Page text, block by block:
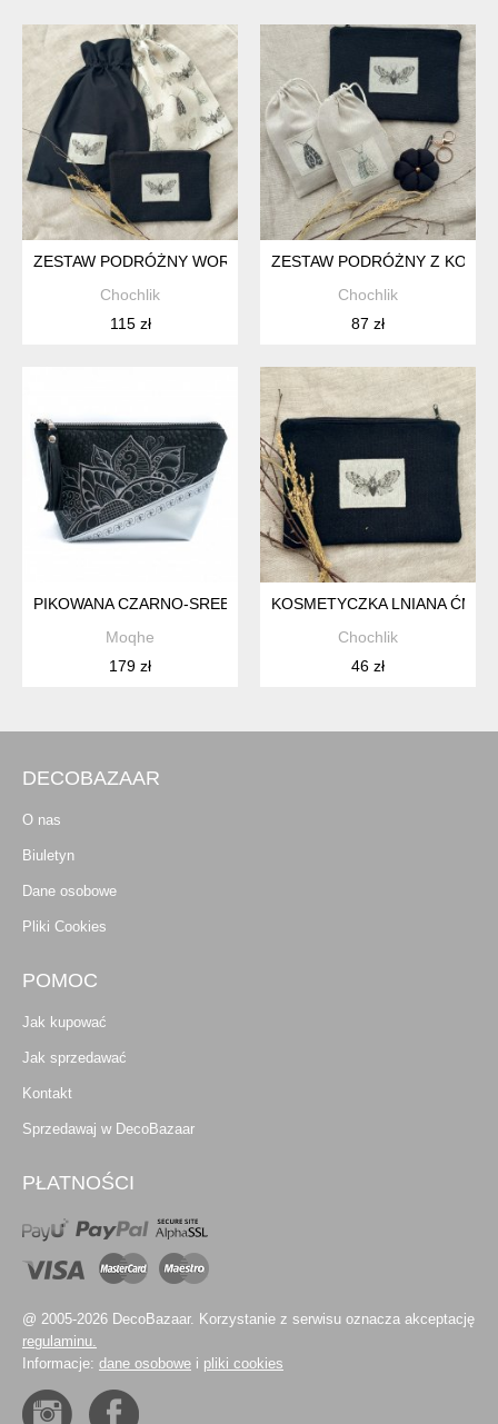
ZESTAW PODRÓŻNY WORECZKI I KOSMETYCZKA
Chochlik
115 zł
ZESTAW PODRÓŻNY Z
Chochlik
87 zł
PIKOWANA CZARNO-SREBRNA KOSMETYCZKA Z CHWOSTEM
Moqhe
179 zł
KOSMETYCZKA LNIANA ĆMA
Chochlik
46 zł
DECOBAZAAR
O nas
Biuletyn
Dane osobowe
Pliki Cookies
POMOC
Jak kupować
Jak sprzedawać
Kontakt
Sprzedawaj w DecoBazaar
PŁATNOŚCI
@ 2005-2026 DecoBazaar. Korzystanie z serwisu oznacza akceptację
regulaminu.
Informacje: dane osobowe i pliki cookies